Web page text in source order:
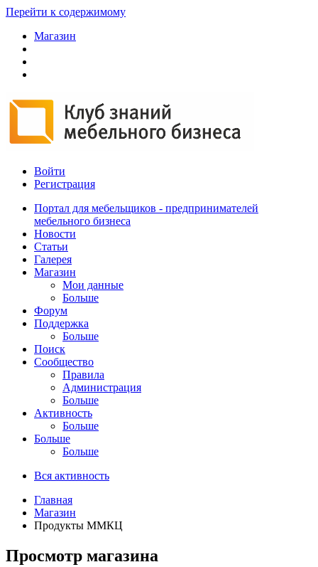
Перейти к содержимому
Магазин
Войти
Регистрация
Портал для мебельщиков - предпринимателей
мебельного бизнеса
Новости
Статьи
Галерея
Магазин
Мои данные
Больше
Форум
Поддержка
Больше
Поиск
Сообщество
Правила
Администрация
Больше
Активность
Больше
Больше
Больше
Вся активность
Главная
Магазин
Продукты ММКЦ
Просмотр магазина